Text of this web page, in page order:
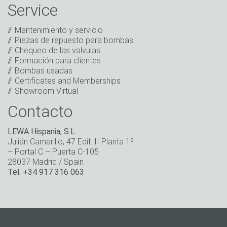
de otras informaciones sobre nuevos productos,
noticias de la empresa, promociones, invitaciones a
Mantenerse en contacto
* Campo obligatorio
Service
Mantenimiento y servicio
Piezas de repuesto para bombas
Chequeo de las valvulas
Formación para clientes
Bombas usadas
Certificates and Memberships
Showroom Virtual
Contacto
LEWA Hispania, S.L.
Julián Camarillo, 47 Edif. II Planta 1ª
– Portal C – Puerta C-105
28037 Madrid / Spain
Tel. +34 917 316 063